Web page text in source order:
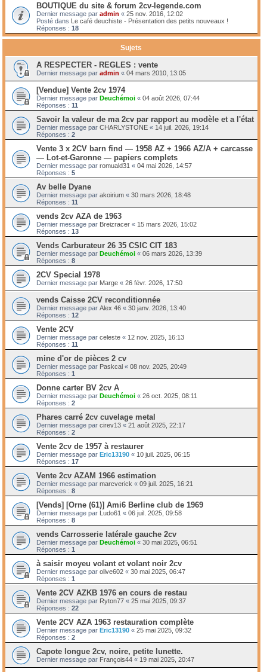
BOUTIQUE du site & forum 2cv-legende.com
Dernier message par admin « 25 nov. 2016, 12:02
Posté dans Le café deuchiste - Présentation des petits nouveaux !
Réponses : 18
Sujets
A RESPECTER - REGLES : vente
Dernier message par admin « 04 mars 2010, 13:05
[Vendue] Vente 2cv 1974
Dernier message par Deuchémoi « 04 août 2026, 07:44
Réponses : 11
Savoir la valeur de ma 2cv par rapport au modèle et a l'état
Dernier message par CHARLYSTONE « 14 juil. 2026, 19:14
Réponses : 2
Vente 3 x 2CV barn find — 1958 AZ + 1966 AZ/A + carcasse
— Lot-et-Garonne — papiers complets
Dernier message par romuald31 « 04 mai 2026, 14:57
Réponses : 5
Av belle Dyane
Dernier message par akoirium « 30 mars 2026, 18:48
Réponses : 11
vends 2cv AZA de 1963
Dernier message par Breizracer « 15 mars 2026, 15:02
Réponses : 13
Vends Carburateur 26 35 CSIC CIT 183
Dernier message par Deuchémoi « 06 mars 2026, 13:39
Réponses : 8
2CV Special 1978
Dernier message par Marge « 26 févr. 2026, 17:50
vends Caisse 2CV reconditionnée
Dernier message par Alex 46 « 30 janv. 2026, 13:40
Réponses : 12
Vente 2CV
Dernier message par celeste « 12 nov. 2025, 16:13
Réponses : 11
mine d'or de pièces 2 cv
Dernier message par Paskcal « 08 nov. 2025, 20:49
Réponses : 1
Donne carter BV 2cv A
Dernier message par Deuchémoi « 26 oct. 2025, 08:11
Réponses : 2
Phares carré 2cv cuvelage metal
Dernier message par cirev13 « 21 août 2025, 22:17
Réponses : 2
Vente 2cv de 1957 à restaurer
Dernier message par Eric13190 « 10 juil. 2025, 06:15
Réponses : 17
Vente 2cv AZAM 1966 estimation
Dernier message par marcverick « 09 juil. 2025, 16:21
Réponses : 8
[Vends] [Orne (61)] Ami6 Berline club de 1969
Dernier message par Ludo61 « 06 juil. 2025, 09:58
Réponses : 8
vends Carrosserie latérale gauche 2cv
Dernier message par Deuchémoi « 30 mai 2025, 06:51
Réponses : 1
à saisir moyeu volant et volant noir 2cv
Dernier message par olive602 « 30 mai 2025, 06:47
Réponses : 1
Vente 2CV AZKB 1976 en cours de restau
Dernier message par Ryton77 « 25 mai 2025, 09:37
Réponses : 22
Vente 2CV AZA 1963 restauration complète
Dernier message par Eric13190 « 25 mai 2025, 09:32
Réponses : 2
Capote longue 2cv, noire, petite lunette.
Dernier message par François44 « 19 mai 2025, 20:47